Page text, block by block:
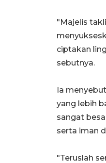
"Majelis
ciptakan
sebutnya.
Ia
yang lebih
sangat
serta iman
"Teruslah